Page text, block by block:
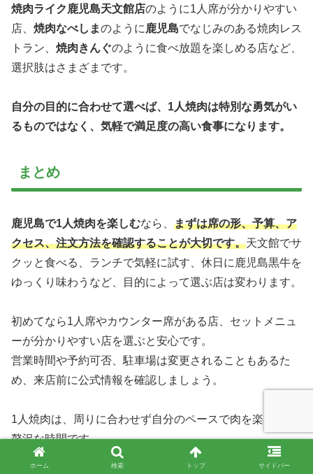
焼肉ライク鹿児島天文館店のように1人席が分かりやすい
店、 焼肉なべしまのように 鹿児島でなじみのある焼肉レス
トラン、 焼肉きんぐのように食べ放題を楽しめる店など、
選択肢はさまざまです。
自分の目的に合わせて選べば、1人焼肉は特別な勇気がい
るものではなく、気軽で満足度の高い食事になります。
まとめ
鹿児島で1人焼肉を楽しむなら、 まずは席の形、予算、ア
クセス、注文方法を確認することが大切です。天文館でサ
クッと食べる、ランチで気軽に試す、休日に鹿児島黒牛を
ゆっくり味わうなど、目的によって選ぶ店は変わります。
初めてなら1人席やカウンター席がある店、セットメニュ
ーが分かりやすい店を選ぶと安心です。
営業時間や予約可否、駐車場は変更されることもあるた
め、来店前に公式情報を確認しましょう。
1人焼肉は、周りに合わせず自分のペースで肉を楽しめる
贅沢な時間です。
気になる店を一つ決めて、まずはランチや早めの時間帯か
ホーム 検索 トップ サイドバー